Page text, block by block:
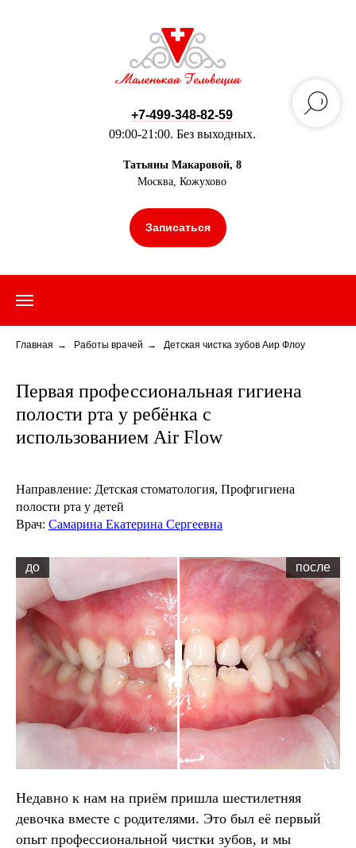
+7-499-348-82-59
09:00-21:00. Без выходных.
Татьяны Макаровой, 8
Москва, Кожухово
Записаться
Главная → Работы врачей → Детская чистка зубов Аир Флоу
Первая профессиональная гигиена
полости рта у ребёнка с
использованием Air Flow
Направление: Детская стоматология, Профгигиена
полости рта у детей
Врач: Самарина Екатерина Сергеевна
до после
Недавно к нам на приём пришла шестилетняя
девочка вместе с родителями. Это был её первый
опыт профессиональной чистки зубов, и мы